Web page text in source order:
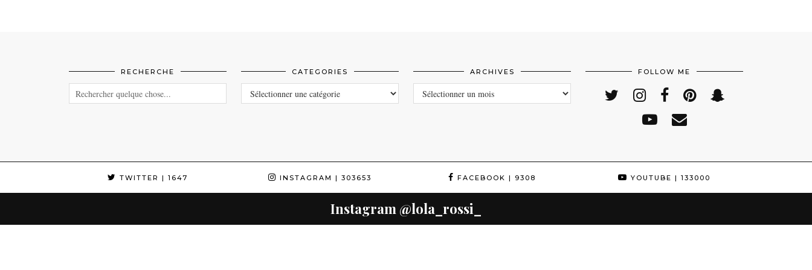
RECHERCHE CATEGORIES
CATEGORIES
ARCHIVES
ARCHIVES
FOLLOW ME
TWITTER | 1647 INSTAGRAM | 303653 FACEBOOK | 9308 YOUTUBE | 133000
Instagram @lola_rossi_